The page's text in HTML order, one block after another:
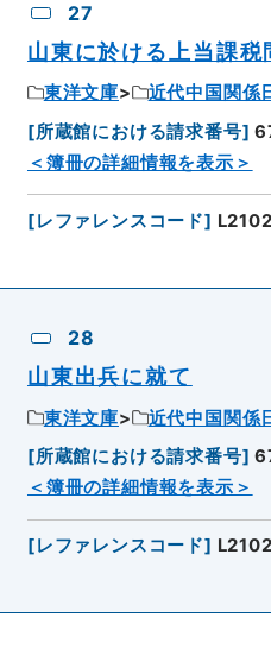
27
山東に於ける上当課税
東洋文庫
近代中国関係
[所蔵館における請求番号]
＜簿冊の詳細情報を表示＞
[レファレンスコード]
28
山東出兵に就て
東洋文庫
近代中国関係
[所蔵館における請求番号]
＜簿冊の詳細情報を表示＞
[レファレンスコード]